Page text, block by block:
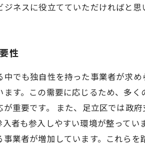
ネスに役立てていただければと思
性
でも独自性を持った事業者が求
す。この需要に応じるため、多
重要です。 また、足立区では政
者も参入しやすい環境が整って
業者が増加しています。これら